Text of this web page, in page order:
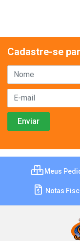
Cadastre-se
Meus
Notas